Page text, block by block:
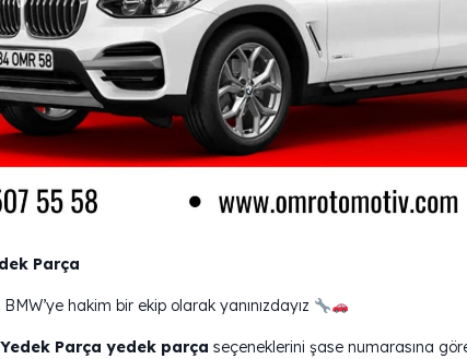
Parça
hakim bir ekip olarak yanınızdayız
Parça yedek parça seçeneklerini şase numarasına